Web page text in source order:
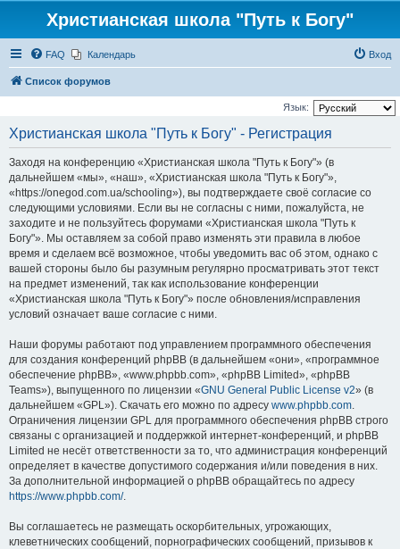
Христианская школа "Путь к Богу"
FAQ Календарь Вход
Список форумов
Язык:
Христианская школа "Путь к Богу" - Регистрация
Заходя на конференцию «Христианская школа "Путь к Богу"» (в
дальнейшем «мы», «наш», «Христианская школа "Путь к Богу"»,
«https://onegod.com.ua/schooling»), вы подтверждаете своё согласие со
следующими условиями. Если вы не согласны с ними, пожалуйста, не
заходите и не пользуйтесь форумами «Христианская школа "Путь к
Богу"». Мы оставляем за собой право изменять эти правила в любое
время и сделаем всё возможное, чтобы уведомить вас об этом, однако с
вашей стороны было бы разумным регулярно просматривать этот текст
на предмет изменений, так как использование конференции
«Христианская школа "Путь к Богу"» после обновления/исправления
условий означает ваше согласие с ними.
Наши форумы работают под управлением программного обеспечения
для создания конференций phpBB (в дальнейшем «они», «программное
обеспечение phpBB», «www.phpbb.com», «phpBB Limited», «phpBB
Teams»), выпущенного по лицензии «GNU General Public License v2» (в
дальнейшем «GPL»). Скачать его можно по адресу www.phpbb.com.
Ограничения лицензии GPL для программного обеспечения phpBB строго
связаны с организацией и поддержкой интернет-конференций, и phpBB
Limited не несёт ответственности за то, что администрация конференций
определяет в качестве допустимого содержания и/или поведения в них.
За дополнительной информацией о phpBB обращайтесь по адресу
https://www.phpbb.com/.
Вы соглашаетесь не размещать оскорбительных, угрожающих,
клеветнических сообщений, порнографических сообщений, призывов к